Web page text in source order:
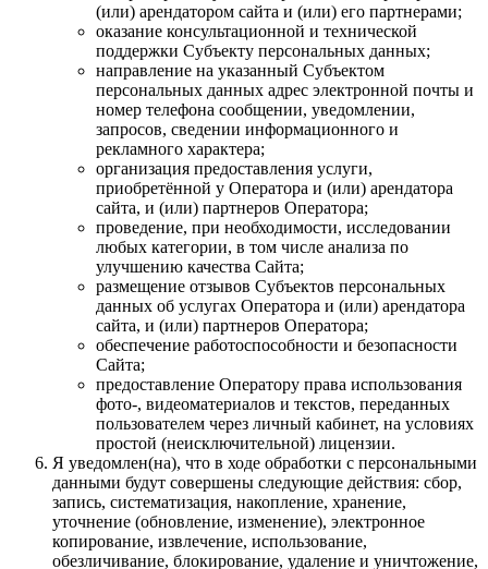
(или) арендатором сайта и (или) его партнерами;
оказание консультационной и технической
поддержки Субъекту персональных данных;
направление на указанный Субъектом
персональных данных адрес электронной почты и
номер телефона сообщении, уведомлении,
запросов, сведении информационного и
рекламного характера;
организация предоставления услуги,
приобретённой у Оператора и (или) арендатора
сайта, и (или) партнеров Оператора;
проведение, при необходимости, исследовании
любых категории, в том числе анализа по
улучшению качества Сайта;
размещение отзывов Субъектов персональных
данных об услугах Оператора и (или) арендатора
сайта, и (или) партнеров Оператора;
обеспечение работоспособности и безопасности
Сайта;
предоставление Оператору права использования
фото-, видеоматериалов и текстов, переданных
пользователем через личный кабинет, на условиях
простой (неисключительной) лицензии.
Я уведомлен(на), что в ходе обработки с персональными
данными будут совершены следующие действия: сбор,
запись, систематизация, накопление, хранение,
уточнение (обновление, изменение), электронное
копирование, извлечение, использование,
обезличивание, блокирование, удаление и уничтожение,